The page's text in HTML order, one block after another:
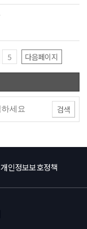
5 다음페이지
검색
개인정보보호정책